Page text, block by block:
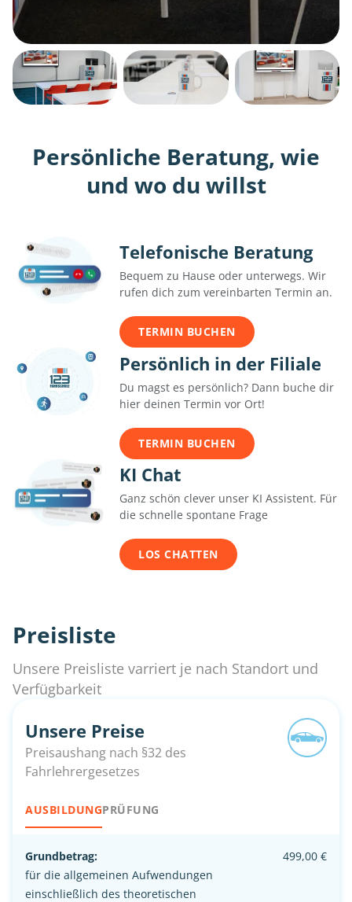
Persönliche Beratung, wie
und wo du willst
Telefonische Beratung
Bequem zu Hause oder unterwegs. Wir
rufen dich zum vereinbarten Termin an.
TERMIN BUCHEN
Persönlich in der Filiale
Du magst es persönlich? Dann buche dir
hier deinen Termin vor Ort!
TERMIN BUCHEN
KI Chat
Ganz schön clever unser KI Assistent. Für
die schnelle spontane Frage
LOS CHATTEN
Preisliste
Unsere Preisliste varriert je nach Standort und
Verfügbarkeit
Unsere Preise
Preisaushang nach §32 des
Fahrlehrergesetzes
AUSBILDUNGPRÜFUNG
Grundbetrag:
für die allgemeinen Aufwendungen
einschließlich des theoretischen
499,00 €